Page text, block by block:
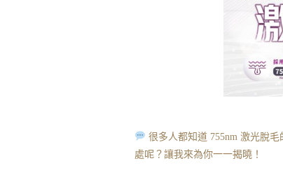
很多人都知道 755nm 激光脫毛
處呢？讓我來為你一一揭曉！